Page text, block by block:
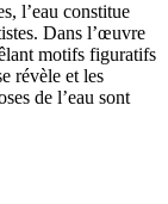
l’eau constitue
Dans l’œuvre
motifs figuratifs
révèle et les
de l’eau sont